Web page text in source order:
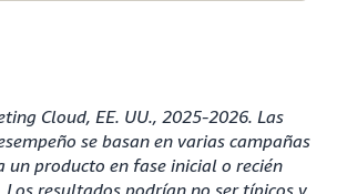
Cloud, EE. UU., 2025-2026. Las
se basan en varias campañas
un producto en fase inicial o recién